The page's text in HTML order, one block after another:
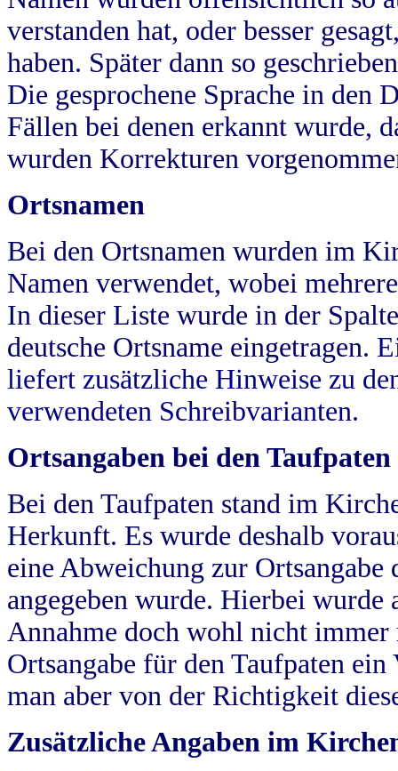
verstanden hat, oder besser
haben. Später dann so
Die gesprochene Sprache in
Fällen bei denen erkannt wurde,
wurden Korrekturen
Ortsnamen
Bei den Ortsnamen wurden im
Namen verwendet, wobei
In dieser Liste wurde in der
deutsche Ortsname eingetragen.
liefert zusätzliche Hinweise zu
verwendeten Schreibvarianten.
Ortsangaben bei den Taufpaten
Bei den Taufpaten stand im
Herkunft. Es wurde deshalb
eine Abweichung zur
angegeben wurde. Hierbei wurde
Annahme doch wohl nicht
Ortsangabe für den Taufpaten
man aber von der Richtigkeit
Zusätzliche Angaben im